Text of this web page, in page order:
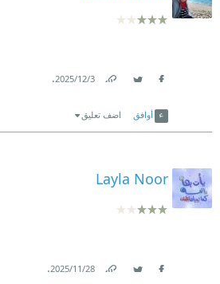
3‏/12‏/2025
.
أوافق اضف تعليق
Layla Noor
28‏/11‏/2025
.